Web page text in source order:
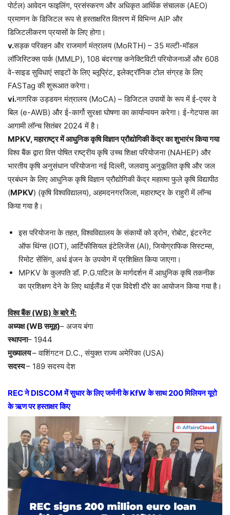
पोर्टल) आवेदन फाइलिंग, प्रसंस्करण और अधिकृत आर्थिक संचालक (AEO)
प्रमाणन के डिजिटल रूप से हस्ताक्षरित वितरण में विभिन्न AIP और
डिजिटलीकरण प्रयासों के लिए होगा।
v.सड़क परिवहन और राजमार्ग मंत्रालय (MoRTH) – 35 मल्टी-मॉडल
लॉजिस्टिक्स पार्क (MMLP), 108 बंदरगाह कनेक्टिविटी परियोजनाओं और 608
वे-साइड सुविधाएं साइटों के लिए ब्लूप्रिंट, इलेक्ट्रॉनिक टोल संग्रह के लिए
FASTag की शुरूआत करेगा।
vi.नागरिक उड्डयन मंत्रालय (MoCA) – डिजिटल उपायों के रूप में ई-एयर वे
बिल (e-AWB) और ई-कार्गो सुरक्षा घोषणा का कार्यान्वयन करेगा। ई-गेटपास का
आगामी लॉन्च सितंबर 2024 में है।
MPKV, महाराष्ट्र में आधुनिक कृषि विज्ञान प्रौद्योगिकी केंद्र का शुभारंभ किया गया
विश्व बैंक द्वारा वित्त पोषित राष्ट्रीय कृषि उच्च शिक्षा परियोजना (NAHEP) और
भारतीय कृषि अनुसंधान परियोजना नई दिल्ली, जलवायु अनुकूलित कृषि और जल
प्रबंधन के लिए आधुनिक कृषि विज्ञान प्रौद्योगिकी केंद्र महात्मा फुले कृषि विद्यापीठ
(MPKV) (कृषि विश्वविद्यालय), अहमदनगरजिला, महाराष्ट्र के राहुरी में लॉन्च
किया गया है।
इस परियोजना के तहत, विश्वविद्यालय के संकायों को ड्रोन, रोबोट, इंटरनेट
ऑफ थिंग्स (IOT), आर्टिफीसियल इंटेलिजेंस (AI), जियोग्राफिक सिस्टम्स,
रिमोट सेंसिंग, अर्थ इंजन के उपयोग में प्रशिक्षित किया जाएगा।
MPKV के कुलपति डॉ. P.G.पाटिल के मार्गदर्शन में आधुनिक कृषि तकनीक
का प्रशिक्षण देने के लिए थाईलैंड में एक विदेशी दौरे का आयोजन किया गया है।
विश्व बैंक (WB) के बारे में:
अध्यक्ष (WB समूह)– अजय बंगा
स्थापना– 1944
मुख्यालय– वाशिंगटन D.C., संयुक्त राज्य अमेरिका (USA)
सदस्य– 189 सदस्य देश
REC ने DISCOM में सुधार के लिए जर्मनी के KfW के साथ 200 मिलियन यूरो
के ऋण पर हस्ताक्षर किए